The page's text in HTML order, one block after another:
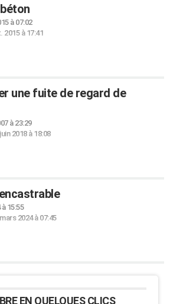
à 07:02
2015 à 17:41
une fuite de regard de
à 23:29
2018 à 18:08
15:55
2024 à 07:45
EN QUELQUES CLICS